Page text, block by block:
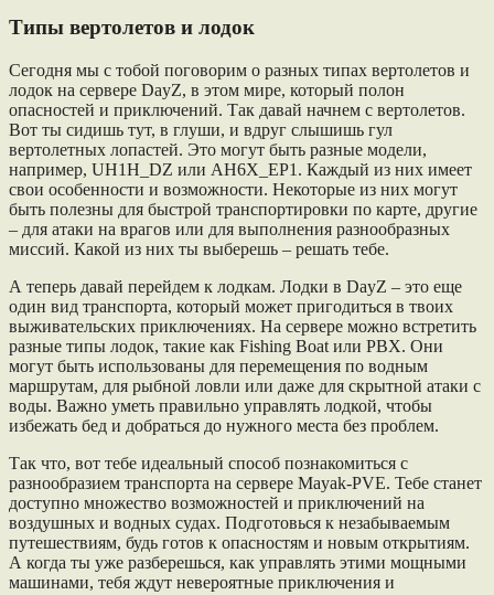
Типы вертолетов и лодок
Сегодня мы с тобой поговорим о разных типах вертолетов и
лодок на сервере DayZ, в этом мире, который полон
опасностей и приключений. Так давай начнем с вертолетов.
Вот ты сидишь тут, в глуши, и вдруг слышишь гул
вертолетных лопастей. Это могут быть разные модели,
например, UH1H_DZ или AH6X_EP1. Каждый из них имеет
свои особенности и возможности. Некоторые из них могут
быть полезны для быстрой транспортировки по карте, другие
– для атаки на врагов или для выполнения разнообразных
миссий. Какой из них ты выберешь – решать тебе.
А теперь давай перейдем к лодкам. Лодки в DayZ – это еще
один вид транспорта, который может пригодиться в твоих
выживательских приключениях. На сервере можно встретить
разные типы лодок, такие как Fishing Boat или PBX. Они
могут быть использованы для перемещения по водным
маршрутам, для рыбной ловли или даже для скрытной атаки с
воды. Важно уметь правильно управлять лодкой, чтобы
избежать бед и добраться до нужного места без проблем.
Так что, вот тебе идеальный способ познакомиться с
разнообразием транспорта на сервере Mayak-PVE. Тебе станет
доступно множество возможностей и приключений на
воздушных и водных судах. Подготовься к незабываемым
путешествиям, будь готов к опасностям и новым открытиям.
А когда ты уже разберешься, как управлять этими мощными
машинами, тебя ждут невероятные приключения и